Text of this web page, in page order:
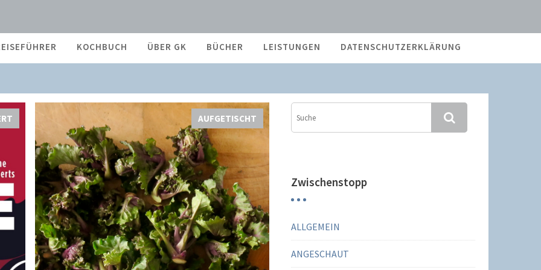
KOCHBUCH ÜBER GK BÜCHER LEISTUNGEN DATENSCHUTZERKLÄRUNG
AUFGETISCHT
Zwischenstopp
ALLGEMEIN
ANGESCHAUT